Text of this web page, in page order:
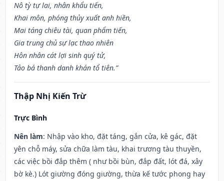
Nô tỳ tự lai, nhân khẩu tiến,
Khai môn, phóng thủy xuất anh hiền,
Mai táng chiêu tài, quan phẩm tiến,
Gia trung chủ sự lạc thao nhiên
Hôn nhân cát lợi sinh quý tử,
Tảo bá thanh danh khán tổ tiên.”
Thập Nhị Kiến Trừ
Trực Bình
Nên làm: Nhập vào kho, đặt táng, gắn cửa, kê gác, đặt
yên chỗ máy, sửa chữa làm tàu, khai trương tàu thuyền,
các việc bồi đắp thêm ( như bồi bùn, đắp đất, lót đá, xây
bờ kè.) Lót giường đóng giường, thừa kế tước phong hay